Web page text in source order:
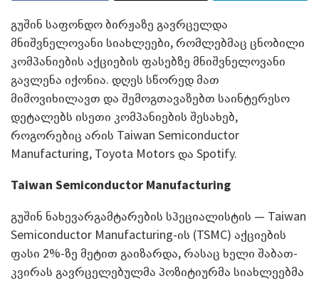
გუშინ საფონდო ბირჟაზე გავრცელდა
მნიშვნელოვანი სიახლეები, რომლებმაც ცნობილი
კომპანიების აქციების ფასებზე მნიშვნელოვანი
გავლენა იქონია. დღეს სწორედ მათ
მიმოვიხილავთ და შემოგთავაზებთ საინტერესო
დეტალებს ისეთი კომპანიების შესახებ,
როგორებიც არის Taiwan Semiconductor
Manufacturing, Toyota Motors და Spotify.
Taiwan Semiconductor Manufacturing
გუშინ ნახევარგამტარების სპეციალისტის — Taiwan
Semiconductor Manufacturing-ის (TSMC) აქციების
ფასი 2%-ზე მეტით გაიზარდა, რასაც ხელი შაბათ-
კვირას გავრცელებულმა პოზიტიურმა სიახლეებმა